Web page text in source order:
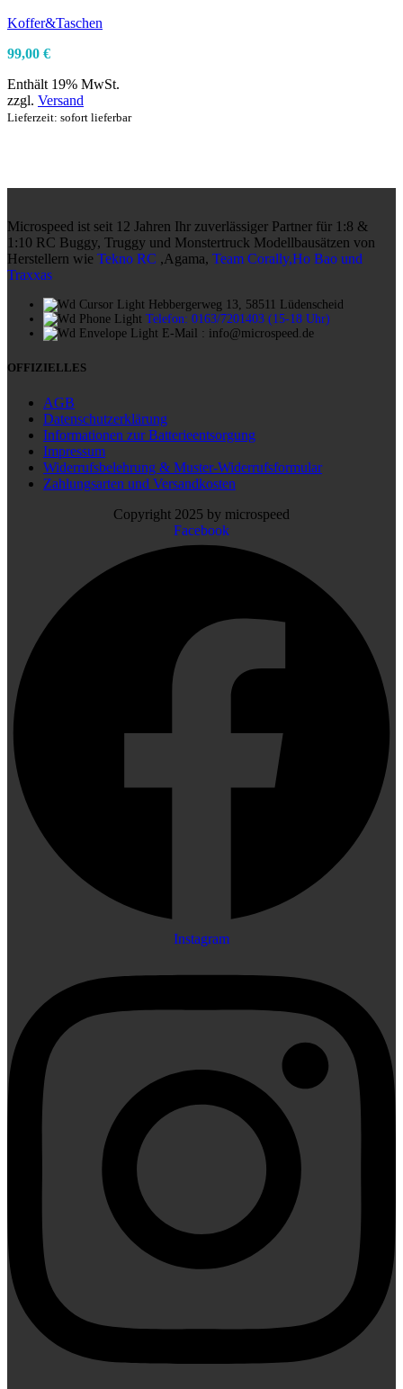
Koffer&Taschen
99,00 €
Enthält 19% MwSt.
zzgl. Versand
Lieferzeit: sofort lieferbar
Microspeed ist seit 12 Jahren Ihr zuverlässiger Partner für 1:8 &
1:10 RC Buggy, Truggy und Monstertruck Modellbausätzen von
Herstellern wie Tekno RC ,Agama, Team Corally,Ho Bao und
Traxxas
Hebbergerweg 13, 58511 Lüdenscheid
Telefon: 0163/7201403 (15-18 Uhr)
E-Mail : info@microspeed.de
OFFIZIELLES
AGB
Datenschutzerklärung
Informationen zur Batterieentsorgung
Impressum
Widerrufsbelehrung & Muster-Widerrufsformular
Zahlungsarten und Versandkosten
Copyright 2025 by microspeed
Facebook
Instagram